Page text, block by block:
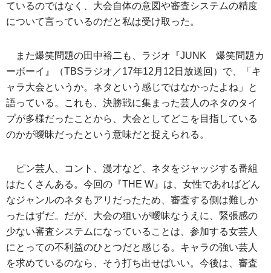
ているのではなく、大会自体の意図や審査システムの精度
について言っているのだと私は受け取った。
また爆笑問題の田中裕二も、ラジオ『JUNK 爆笑問題カ
ーボーイ』（TBSラジオ／17年12月12日放送回）で、「キ
ャラ大会というか。ネタという感じではなかったよね」と
語っている。これも、決勝戦に集まった芸人のネタのタイ
プが多様だったことから、大会としてどこを目指している
のかが曖昧だったという意味だと捉えられる。
ピン芸人、コント、漫才など、ネタをジャッジする番組
はたくさんある。今回の『THE W』は、女性であればどん
なジャンルのネタもアリだったため、審査する側は難しか
ったはずだ。だが、大会の狙いが曖昧なうえに、緊張感の
少ない審査システムになっていることは、参加する女芸人
にとっての不利益のひとつだと感じる。キャラの強い芸人
を求めているのなら、そう打ち出せばいい。今後は、審査